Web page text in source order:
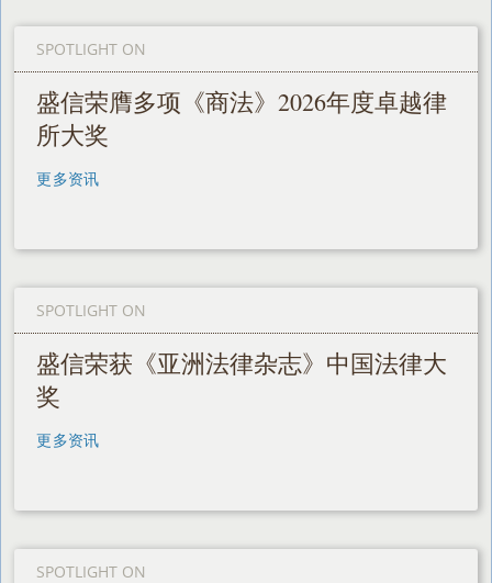
SPOTLIGHT ON
盛信荣膺多项《商法》2026年度卓越律
所大奖
更多资讯
SPOTLIGHT ON
盛信荣获《亚洲法律杂志》中国法律大
奖
更多资讯
SPOTLIGHT ON